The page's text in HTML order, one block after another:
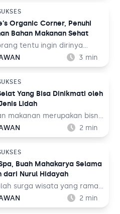
harus dieksekusi dengan
bisa cepat balik
ternyata, bukan jalan
ditempuh oleh Desta
untuku mewujudkan Mimo
Coffee.
Organic Corner, Penuhi
Bahan Makanan Sehat
tentu ingin dirinya
Namun belum banyak
tergerak untuk memulai
berbagai faktor, misalnya
yang tidak mendukung,
mendapatkan
yang sehat.
3 min
Yang Bisa Dinikmati oleh
Lidah
makanan merupakan bisnis
akan pernah mati. Akan
banyak orang yang
sekedar memenuhi
pokok atau untuk
hasrat diri yang sangat
makanan dan ingin
segala jenis makanan.
2 min
Buah Mahakarya Selama
dari Nurul Hidayah
surga wisata yang ramai
oleh semua orang, baik
maupun turis
2 min